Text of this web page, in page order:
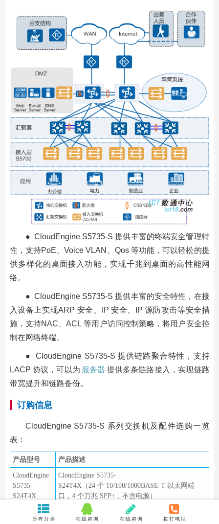
● CloudEngine S5735-S 提供丰富的终端安全管理特
性，支持PoE、Voice VLAN、Qos 等功能，可以轻松的提
供多样化的桌面接入功能，实现千兆到桌面的高性能网
络。
● CloudEngine S5735-S 提供丰富的安全特性，在接
入设备上实现ARP 安全、IP 安全、IP 源防攻击等安全措
施，支持NAC、ACL 等用户访问控制策略，将用户安全控
制在网络终端。
● CloudEngine S5735-S 提供链路聚合特性，支持
LACP 协议，可以为 服务器 提供多条链路接入，实现链路
带宽提升和链路备份。
订购信息
CloudEngine S5735-S 系列交换机及配件选购一览
表：
产品型号 产品描述
CloudEngine
S5735-
S24T4X
CloudEngine S5735-
S24T4X（24 个 10/100/1000BASE-T 以太网端
口，4 个万兆 SFP+，不含电源）
CloudEngine
S5735-
CloudEngine S5735-
S24P4X（24 个 10/100/1000BASE-T 以太网端
所有分类 在线咨询 在线咨询 拨打电话